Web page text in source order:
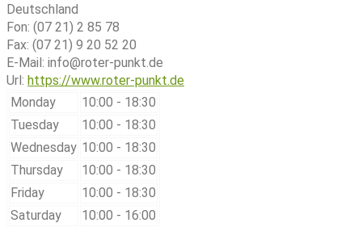
Deutschland
Fon: (07 21) 2 85 78
Fax: (07 21) 9 20 52 20
E-Mail: info@roter-punkt.de
Url: https://www.roter-punkt.de
Monday
10:00 - 18:30
Tuesday
10:00 - 18:30
Wednesday 10:00 - 18:30
Thursday
10:00 - 18:30
Friday
10:00 - 18:30
Saturday
10:00 - 16:00